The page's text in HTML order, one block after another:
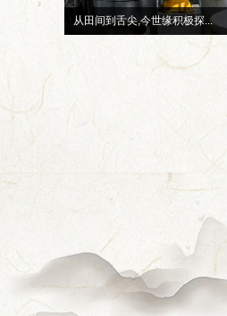
总台×今世缘官宣！李宇春、...